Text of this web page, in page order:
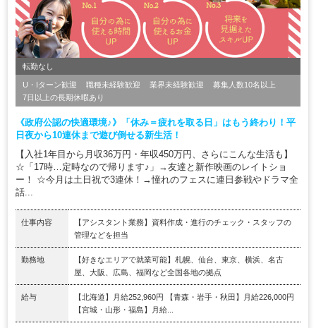
転勤なし
U・Iターン歓迎 職種未経験歓迎 業界未経験歓迎
募集人数10名以上
7日以上の長期休暇あり
《政府公認の快適環境♪》「休み＝疲れを取る日」はもう終わり！平
日夜から10連休まで遊び倒せる新生活！
【入社1年目から月収36万円・年収450万円、さらにこんな生活も】
☆「17時…定時なので帰ります♪」→友達と新作映画のレイトショ
ー！ ☆今月は土日祝で3連休！→憧れのフェスに連日参戦やドラマ全
話...
仕事内容
【アシスタント業務】資料作成・進行のチェック・スタッフの
管理などを担当
勤務地
【好きなエリアで就業可能】札幌、仙台、東京、横浜、名古
屋、大阪、広島、福岡など全国各地の拠点
給与
【北海道】月給252,960円 【青森・岩手・秋田】月給226,000円
【宮城・山形・福島】月給...